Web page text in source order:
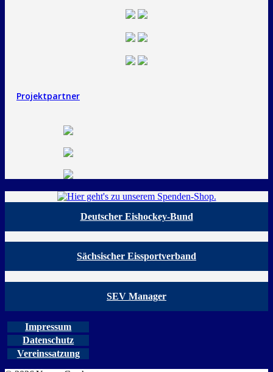
Projektpartner
Deutscher Eishockey-Bund
Sächsischer Eissportverband
SEV Manager
Impressum
Datenschutz
Vereinssatzung